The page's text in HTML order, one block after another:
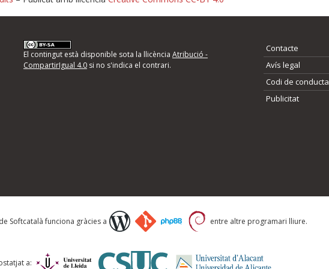
d'errors
següents i descriviu quina és la millora que
El contingut està disponible sota la llicència Atribució -
CompartirIgual 4.0si no s'indica el contrari.
Contacte
Avís legal
Codi de conducta
Publicitat
Softcatalà funciona gràcies a entre altre programari lliure.
a: